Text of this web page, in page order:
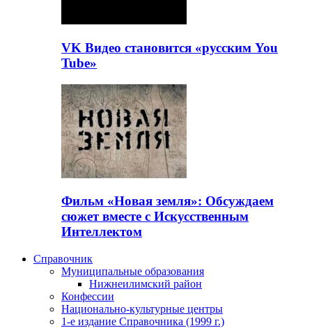
VK Видео становится «русским You
Tube»
Фильм «Новая земля»: Обсуждаем
сюжет вместе с Искусственным
Интеллектом
Справочник
Муниципальные образования
Нижнеилимский район
Конфессии
Национально-культурные центры
1-е издание Справочника (1999 г.)